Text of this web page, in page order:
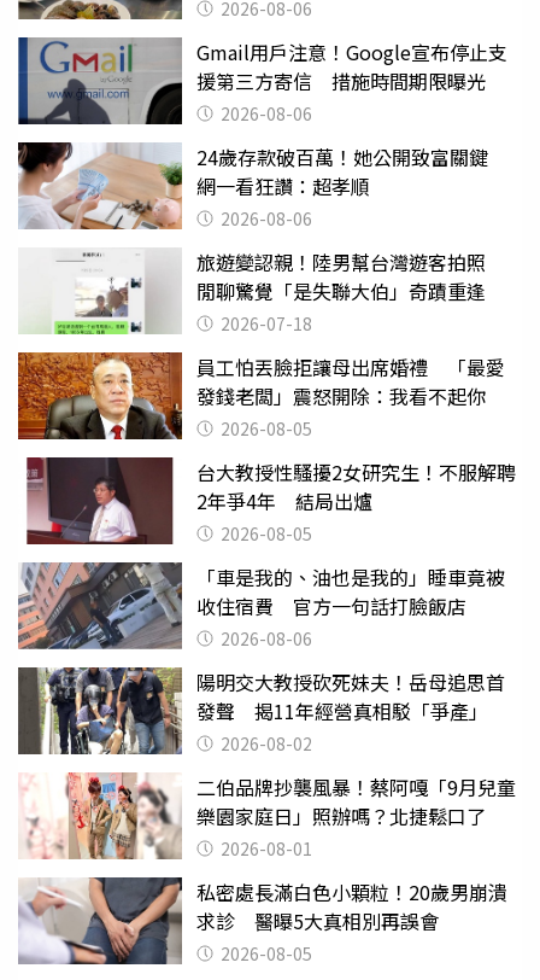
2026-08-06
Gmail用戶注意！Google宣布停止支
援第三方寄信 措施時間期限曝光
2026-08-06
24歲存款破百萬！她公開致富關鍵
網一看狂讚：超孝順
2026-08-06
旅遊變認親！陸男幫台灣遊客拍照
閒聊驚覺「是失聯大伯」奇蹟重逢
2026-07-18
員工怕丟臉拒讓母出席婚禮 「最愛
發錢老闆」震怒開除：我看不起你
2026-08-05
台大教授性騷擾2女研究生！不服解聘
2年爭4年 結局出爐
2026-08-05
「車是我的、油也是我的」睡車竟被
收住宿費 官方一句話打臉飯店
2026-08-06
陽明交大教授砍死妹夫！岳母追思首
發聲 揭11年經營真相駁「爭產」
2026-08-02
二伯品牌抄襲風暴！蔡阿嘎「9月兒童
樂園家庭日」照辦嗎？北捷鬆口了
2026-08-01
私密處長滿白色小顆粒！20歲男崩潰
求診 醫曝5大真相別再誤會
2026-08-05